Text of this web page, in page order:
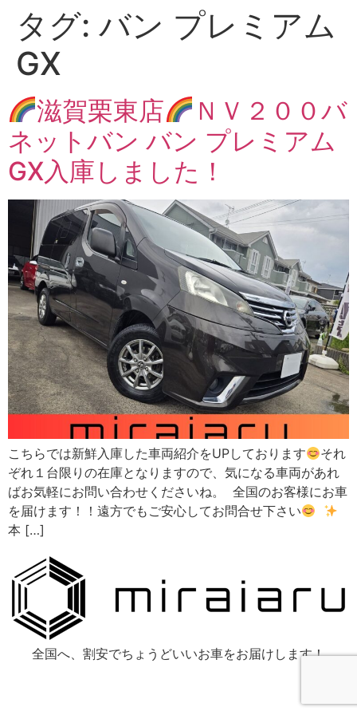
タグ: バン プレミアム
GX
滋賀栗東店
ＮＶ２００バ
ネットバン バン プレミアム
GX入庫しました！
こちらでは新鮮入庫した車両紹介をUPしております
それ
ぞれ１台限りの在庫となりますので、気になる車両があれ
ばお気軽にお問い合わせくださいね。 全国のお客様にお車
を届けます！！遠方でもご安心してお問合せ下さい
本 […]
全国へ、割安でちょうどいいお車をお届けします！